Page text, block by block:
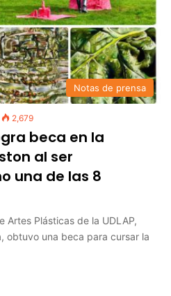
Notas de prensa
2,679
beca en la
al ser
una de las 8
Artes Plásticas de la UDLAP,
obtuvo una beca para cursar la